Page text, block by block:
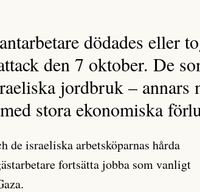
dödades eller
den 7 oktober. De
jordbruk – annars
stora ekonomiska
de israeliska arbetsköparnas hårda
fortsätta jobba som vanligt